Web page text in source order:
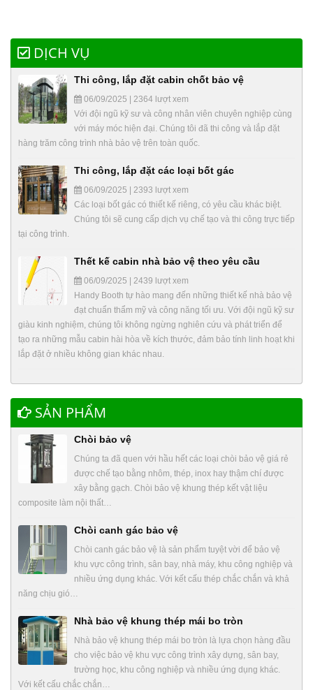
DỊCH VỤ
Thi công, lắp đặt cabin chốt bảo vệ
06/09/2025 | 2364 lượt xem
Với đội ngũ kỹ sư và công nhân viên chuyên nghiệp cùng
với máy móc hiện đại. Chúng tôi đã thi công và lắp đặt
hàng trăm công trình nhà bảo vệ trên toàn quốc.
Thi công, lắp đặt các loại bốt gác
06/09/2025 | 2393 lượt xem
Các loại bốt gác có thiết kế riêng, có yêu cầu khác biệt.
Chúng tôi sẽ cung cấp dịch vụ chế tạo và thi công trực tiếp
tại công trình.
Thết kế cabin nhà bảo vệ theo yêu cầu
06/09/2025 | 2439 lượt xem
Handy Booth tự hào mang đến những thiết kế nhà bảo vệ
đạt chuẩn thẩm mỹ và công năng tối ưu. Với đội ngũ kỹ sư
giàu kinh nghiệm, chúng tôi không ngừng nghiên cứu và phát triển để
tạo ra những mẫu cabin hài hòa về kích thước, đảm bảo tính linh hoạt khi
lắp đặt ở nhiều không gian khác nhau.
SẢN PHẨM
Chòi bảo vệ
Chúng ta đã quen với hầu hết các loại chòi bảo vệ giá rẻ
được chế tạo bằng nhôm, thép, inox hay thậm chí được
xây bằng gạch. Chòi bảo vệ khung thép kết vật liệu
composite làm nội thất…
Chòi canh gác bảo vệ
Chòi canh gác bảo vệ là sản phẩm tuyệt vời để bảo vệ
khu vực công trình, sân bay, nhà máy, khu công nghiệp và
nhiều ứng dụng khác. Với kết cấu thép chắc chắn và khả
năng chịu gió…
Nhà bảo vệ khung thép mái bo tròn
Nhà bảo vệ khung thép mái bo tròn là lựa chọn hàng đầu
cho việc bảo vệ khu vực công trình xây dựng, sân bay,
trường học, khu công nghiệp và nhiều ứng dụng khác.
Với kết cấu chắc chắn…